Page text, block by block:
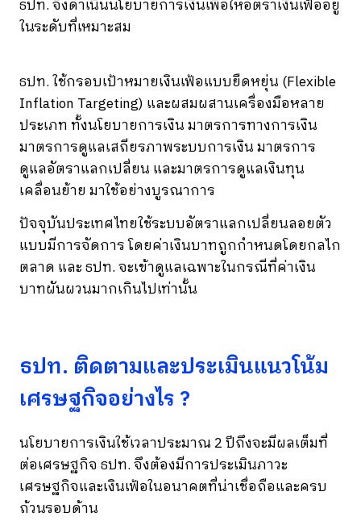
ธปท. จึงดำเนินนโยบายการเงินเพื่อให้อัตราเงินเฟ้ออยู่
ในระดับที่เหมาะสม
ธปท. ใช้กรอบเป้าหมายเงินเฟ้อแบบยืดหยุ่น (Flexible
Inflation Targeting) และผสมผสานเครื่องมือหลาย
ประเภท ทั้งนโยบายการเงิน มาตรการทางการเงิน
มาตรการดูแลเสถียรภาพระบบการเงิน มาตรการ
ดูแลอัตราแลกเปลี่ยน และมาตรการดูแลเงินทุน
เคลื่อนย้าย มาใช้อย่างบูรณาการ
ปัจจุบันประเทศไทยใช้ระบบอัตราแลกเปลี่ยนลอยตัว
แบบมีการจัดการ โดยค่าเงินบาทถูกกำหนดโดยกลไก
ตลาด และ ธปท. จะเข้าดูแลเฉพาะในกรณีที่ค่าเงิน
บาทผันผวนมากเกินไปเท่านั้น
ธปท. ติดตามและประเมินแนวโน้ม
เศรษฐกิจอย่างไร ?
นโยบายการเงินใช้เวลาประมาณ 2 ปีถึงจะมีผลเต็มที่
ต่อเศรษฐกิจ ธปท. จึงต้องมีการประเมินภาวะ
เศรษฐกิจและเงินเฟ้อในอนาคตที่น่าเชื่อถือและครบ
ถ้วนรอบด้าน